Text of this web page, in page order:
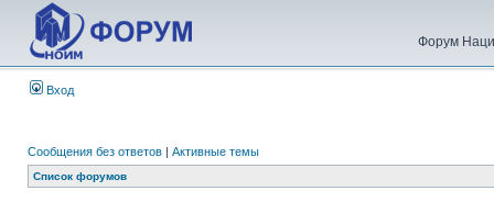
Форум
Вход
Сообщения без ответов | Активные темы
Список форумов